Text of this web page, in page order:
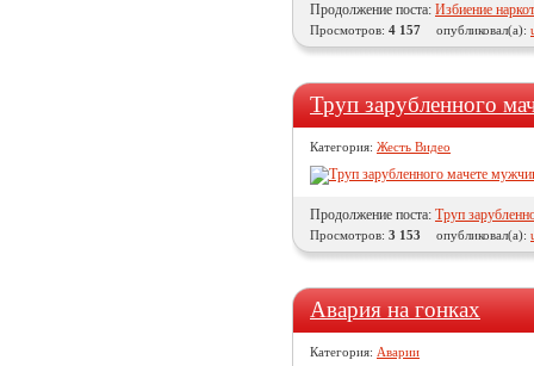
Продолжение поста: Избиение
Просмотров: 4 157 опубликовал(а):
Труп зарубленного
Категория: Жесть Видео
Продолжение поста: Труп
Просмотров: 3 153 опубликовал(а):
Авария на гонках
Категория: Аварии